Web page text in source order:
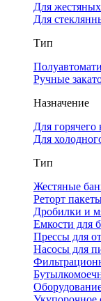
Для
Для
Тип
Ручные
Назначение
Для горячего
Для
Тип
Жестяные
Реторт
Дробилки и
Емкости для
Прессы для
Насосы для